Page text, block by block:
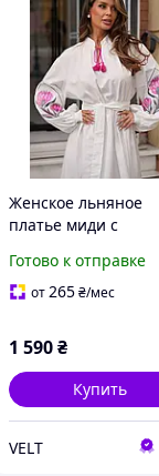
Женское льняное
платье миди с
платье вышиванка с
поясом и длинным
Готово к отправке
от265₴/мес
1 590₴
Купить
VELT